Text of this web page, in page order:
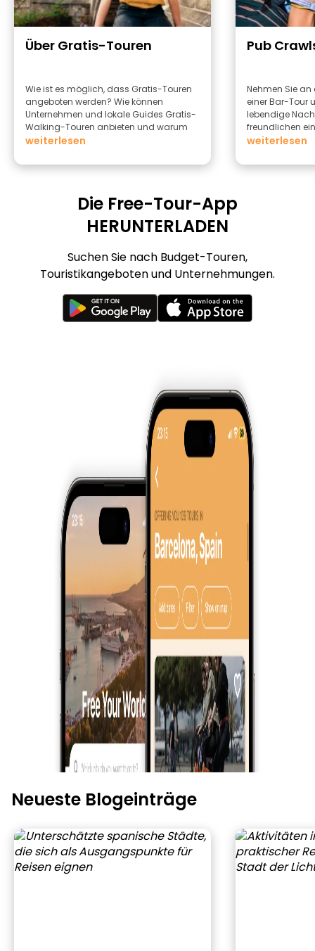
Über Gratis-Touren
Wie ist es möglich, dass Gratis-Touren
angeboten werden? Wie können
Unternehmen und lokale Guides Gratis-
Walking-Touren anbieten und warum
sollten Sie diese anbieten?
weiterlesen
Pub
Nehmen Sie an
einer Bar-Tour
lebendige
freundlichen
erleben.
weiterlesen
Die Free-Tour-App
HERUNTERLADEN
Suchen Sie nach Budget-Touren,
Touristikangeboten und Unternehmungen.
Neueste Blogeinträge